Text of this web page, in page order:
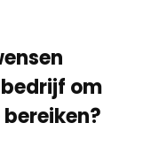
om